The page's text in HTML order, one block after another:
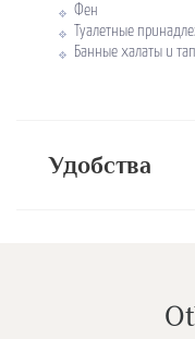
Фен
Туалетные
Банные халаты и
Удобства